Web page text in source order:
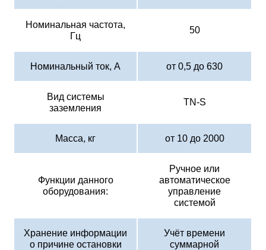
Номинальная частота,
Гц
50
Номинальный ток, А от 0,5 до 630
Вид системы
заземления
TN-S
Масса, кг от 10 до 2000
Функции данного
оборудования:
Ручное или
автоматическое
управление
системой
Хранение информации
о причине остановки
Учёт времени
суммарной